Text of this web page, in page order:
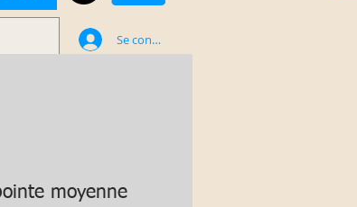
Se connecter
moyenne